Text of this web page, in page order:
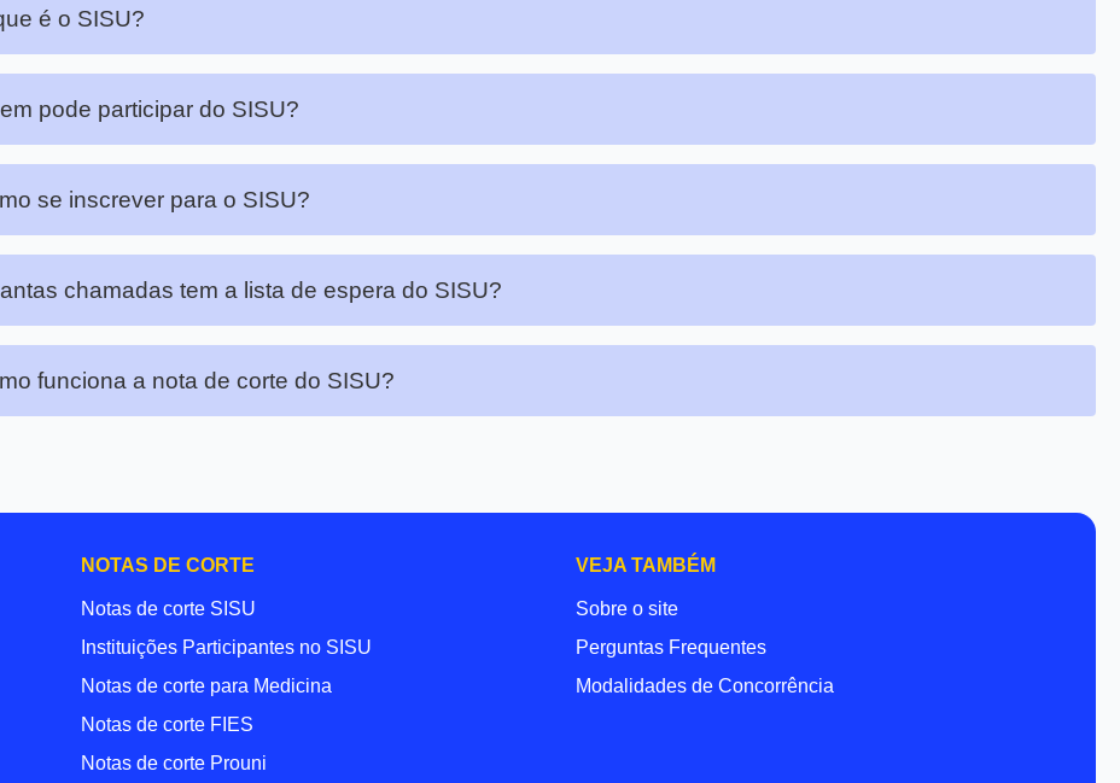
é o SISU?
pode participar do SISU?
se inscrever para o SISU?
chamadas tem a lista de espera do SISU?
funciona a nota de corte do SISU?
NOTAS DE CORTE
Notas de corte SISU
Instituições Participantes no SISU
Notas de corte para Medicina
Notas de corte FIES
Notas de corte Prouni
VEJA TAMBÉM
Sobre o site
Perguntas Frequentes
Modalidades de Concorrência